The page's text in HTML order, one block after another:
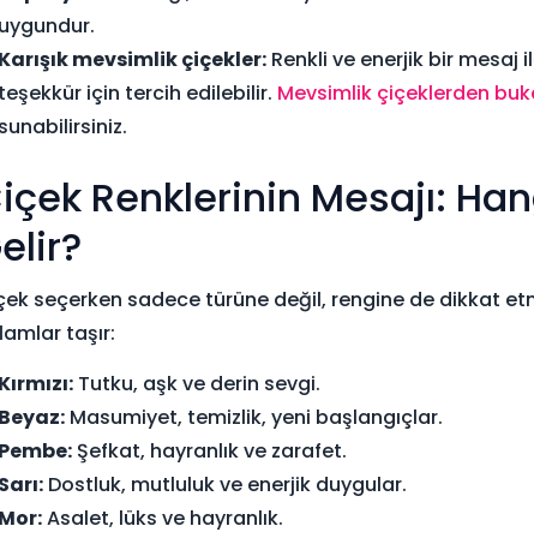
uygundur.
Karışık mevsimlik çiçekler: Renkli ve enerjik bir mesaj
teşekkür için tercih edilebilir. Mevsimlik çiçeklerden
sunabilirsiniz.
Renklerinin Mesajı:
seçerken sadece türüne değil, rengine de dikkat
taşır:
Kırmızı: Tutku, aşk ve derin sevgi.
Beyaz: Masumiyet, temizlik, yeni başlangıçlar.
Pembe: Şefkat, hayranlık ve zarafet.
Sarı: Dostluk, mutluluk ve enerjik duygular.
Mor:Asalet, lüks ve hayranlık.